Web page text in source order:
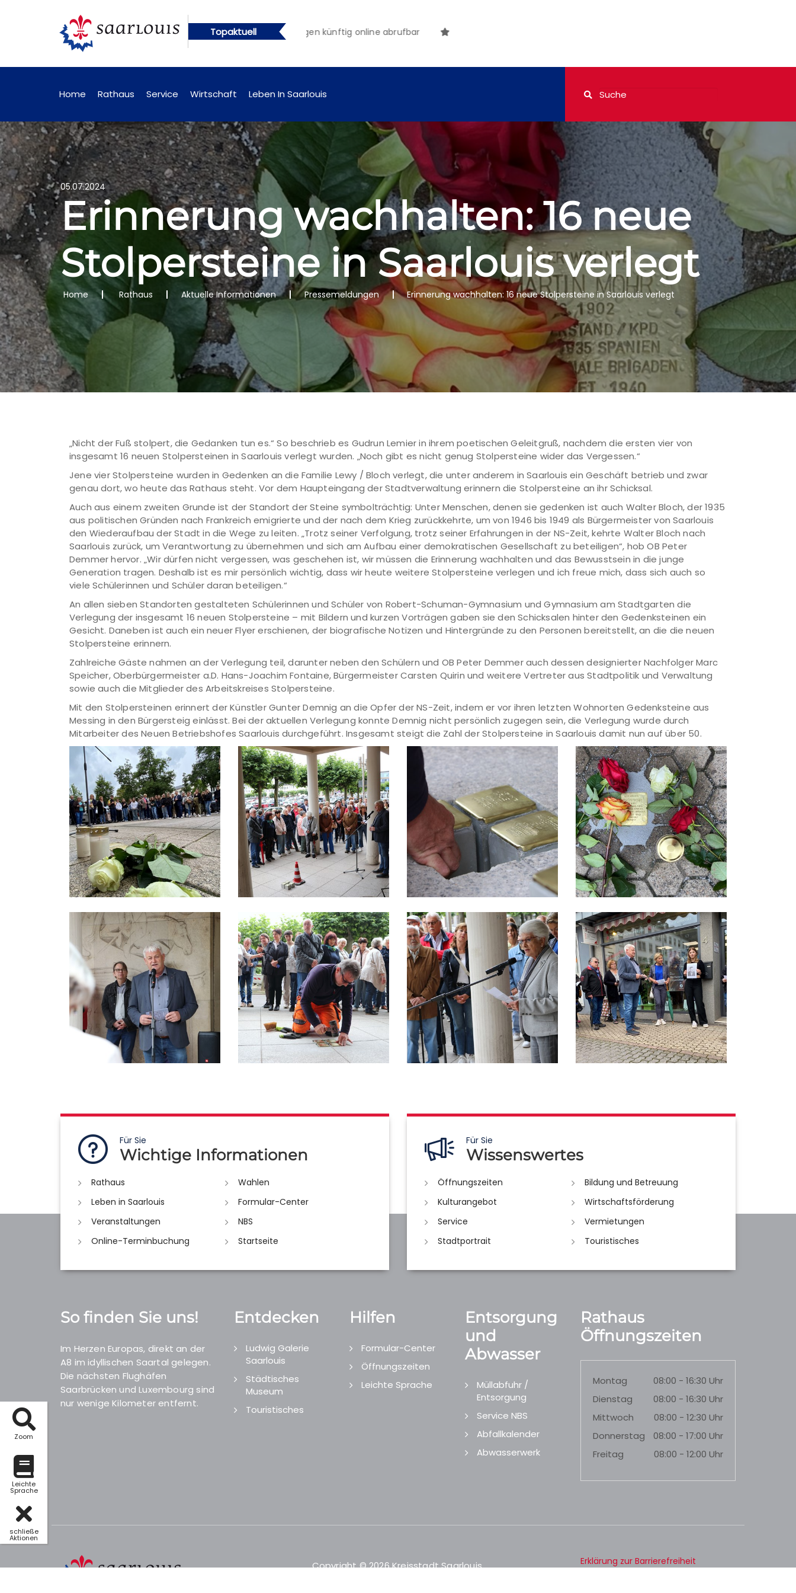
Zoom
Leichte
Sprache
schließe
Aktionen
Topaktuell
online abrufbar Öffentliche Bekanntmachungen künftig online abrufbar
Home Rathaus Service Wirtschaft Leben In Saarlouis
05.07.2024
Erinnerung wachhalten: 16 neue
Stolpersteine in Saarlouis verlegt
Home Rathaus Aktuelle Informationen Pressemeldungen Erinnerung wachhalten: 16 neue Stolpersteine in Saarlouis verlegt
„Nicht der Fuß stolpert, die Gedanken tun es.“ So beschrieb es Gudrun Lemier in ihrem poetischen Geleitgruß, nachdem die ersten vier von
insgesamt 16 neuen Stolpersteinen in Saarlouis verlegt wurden. „Noch gibt es nicht genug Stolpersteine wider das Vergessen.“
Jene vier Stolpersteine wurden in Gedenken an die Familie Lewy / Bloch verlegt, die unter anderem in Saarlouis ein Geschäft betrieb und zwar
genau dort, wo heute das Rathaus steht. Vor dem Haupteingang der Stadtverwaltung erinnern die Stolpersteine an ihr Schicksal.
Auch aus einem zweiten Grunde ist der Standort der Steine symbolträchtig: Unter Menschen, denen sie gedenken ist auch Walter Bloch, der 1935
aus politischen Gründen nach Frankreich emigrierte und der nach dem Krieg zurückkehrte, um von 1946 bis 1949 als Bürgermeister von Saarlouis
den Wiederaufbau der Stadt in die Wege zu leiten. „Trotz seiner Verfolgung, trotz seiner Erfahrungen in der NS-Zeit, kehrte Walter Bloch nach
Saarlouis zurück, um Verantwortung zu übernehmen und sich am Aufbau einer demokratischen Gesellschaft zu beteiligen“, hob OB Peter
Demmer hervor. „Wir dürfen nicht vergessen, was geschehen ist, wir müssen die Erinnerung wachhalten und das Bewusstsein in die junge
Generation tragen. Deshalb ist es mir persönlich wichtig, dass wir heute weitere Stolpersteine verlegen und ich freue mich, dass sich auch so
viele Schülerinnen und Schüler daran beteiligen.“
An allen sieben Standorten gestalteten Schülerinnen und Schüler von Robert-Schuman-Gymnasium und Gymnasium am Stadtgarten die
Verlegung der insgesamt 16 neuen Stolpersteine – mit Bildern und kurzen Vorträgen gaben sie den Schicksalen hinter den Gedenksteinen ein
Gesicht. Daneben ist auch ein neuer Flyer erschienen, der biografische Notizen und Hintergründe zu den Personen bereitstellt, an die die neuen
Stolpersteine erinnern.
Zahlreiche Gäste nahmen an der Verlegung teil, darunter neben den Schülern und OB Peter Demmer auch dessen designierter Nachfolger Marc
Speicher, Oberbürgermeister a.D. Hans-Joachim Fontaine, Bürgermeister Carsten Quirin und weitere Vertreter aus Stadtpolitik und Verwaltung
sowie auch die Mitglieder des Arbeitskreises Stolpersteine.
Mit den Stolpersteinen erinnert der Künstler Gunter Demnig an die Opfer der NS-Zeit, indem er vor ihren letzten Wohnorten Gedenksteine aus
Messing in den Bürgersteig einlässt. Bei der aktuellen Verlegung konnte Demnig nicht persönlich zugegen sein, die Verlegung wurde durch
Mitarbeiter des Neuen Betriebshofes Saarlouis durchgeführt. Insgesamt steigt die Zahl der Stolpersteine in Saarlouis damit nun auf über 50.
Für Sie
Wichtige Informationen
Rathaus
Wahlen
Leben in Saarlouis
Formular-Center
Veranstaltungen
NBS
Online-Terminbuchung
Startseite
Für Sie
Wissenswertes
Öffnungszeiten
Bildung und Betreuung
Kulturangebot
Wirtschaftsförderung
Service
Vermietungen
Stadtportrait
Touristisches
So finden Sie uns!
Im Herzen Europas, direkt an der
A8 im idyllischen Saartal gelegen.
Die nächsten Flughäfen
Saarbrücken und Luxembourg sind
nur wenige Kilometer entfernt.
Entdecken
Ludwig Galerie
Saarlouis
Städtisches
Museum
Touristisches
Hilfen
Formular-Center
Öffnungszeiten
Leichte Sprache
Entsorgung
und
Abwasser
Müllabfuhr /
Entsorgung
Service NBS
Abfallkalender
Abwasserwerk
Rathaus
Öffnungszeiten
Montag
08:00 - 16:30 Uhr
Dienstag
08:00 - 16:30 Uhr
Mittwoch
08:00 - 12:30 Uhr
Donnerstag
08:00 - 17:00 Uhr
Freitag
08:00 - 12:00 Uhr
Copyright © 2026 Kreisstadt Saarlouis.
Erklärung zur Barrierefreiheit